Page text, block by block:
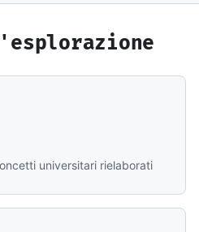
universitari rielaborati